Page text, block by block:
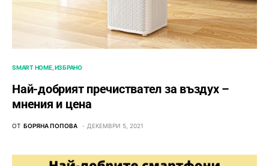
SMART HOME ИЗБРАНО
Най-добрият пречиствател за въздух –
мнения и цена
ОТ БОРЯНА ПОПОВА ДЕКЕМВРИ 5, 2021